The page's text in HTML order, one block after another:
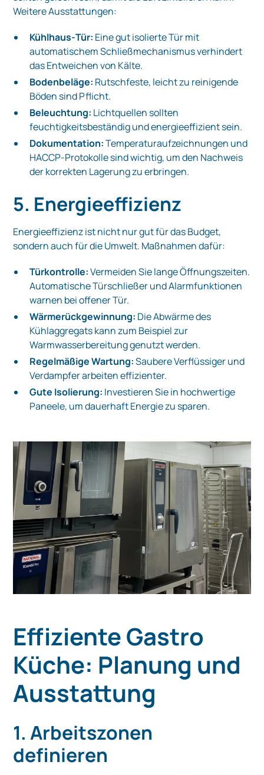
Weitere Ausstattungen:
Kühlhaus‑Tür: Eine gut isolierte Tür mit
automatischem Schließmechanismus verhindert
das Entweichen von Kälte.
Bodenbeläge: Rutschfeste, leicht zu reinigende
Böden sind Pflicht.
Beleuchtung: Lichtquellen sollten
feuchtigkeitsbeständig und energieeffizient sein.
Dokumentation:Temperaturaufzeichnungen und
HACCP‑Protokolle sind wichtig, um den Nachweis
der korrekten Lagerung zu erbringen.
5. Energieeffizienz
Energieeffizienz ist nicht nur gut für das Budget,
sondern auch für die Umwelt. Maßnahmen dafür:
Türkontrolle:Vermeiden Sie lange Öffnungszeiten.
Automatische Türschließer und Alarmfunktionen
warnen bei offener Tür.
Wärmerückgewinnung: Die Abwärme des
Kühlaggregats kann zum Beispiel zur
Warmwasserbereitung genutzt werden.
Regelmäßige Wartung:Saubere Verflüssiger und
Verdampfer arbeiten effizienter.
Gute Isolierung: Investieren Sie in hochwertige
Paneele, um dauerhaft Energie zu sparen.
Effiziente Gastro
Küche: Planung und
Ausstattung
1. Arbeitszonen
definieren